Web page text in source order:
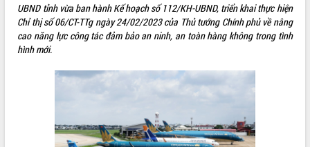
UBND CÁC XÃ, PHƯỜNG
THÔNG TIN CHỈ ĐẠO ĐIỀU HÀNH
HỆ THỐNG VĂN BẢN
ĐIỂM TIN VĂN BẢN
UBND tỉnh vừa ban hành Kế hoạch số 112/KH-UBND, triển khai thực hiện
Chỉ thị số 06/CT-TTg ngày 24/02/2023 của Thủ tướng Chính phủ về nâng
cao năng lực công tác đảm bảo an ninh, an toàn hàng không trong tình
hình mới.